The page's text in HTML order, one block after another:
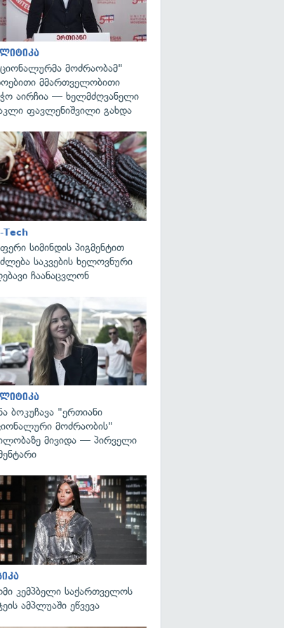
მოძრაობამ"
მმართველობითი
აირჩია — ხელმძღვანელი
ფავლენიშვილი გახდა
Tech
სიმინდის პიგმენტით
საკვების ხელოვნური
ჩაანაცვლონ
ბოკუჩავა "ერთიანი
მოძრაობის"
მივიდა — პირველი
კემპბელი საქართველოს
ამპლუაში ეწვევა